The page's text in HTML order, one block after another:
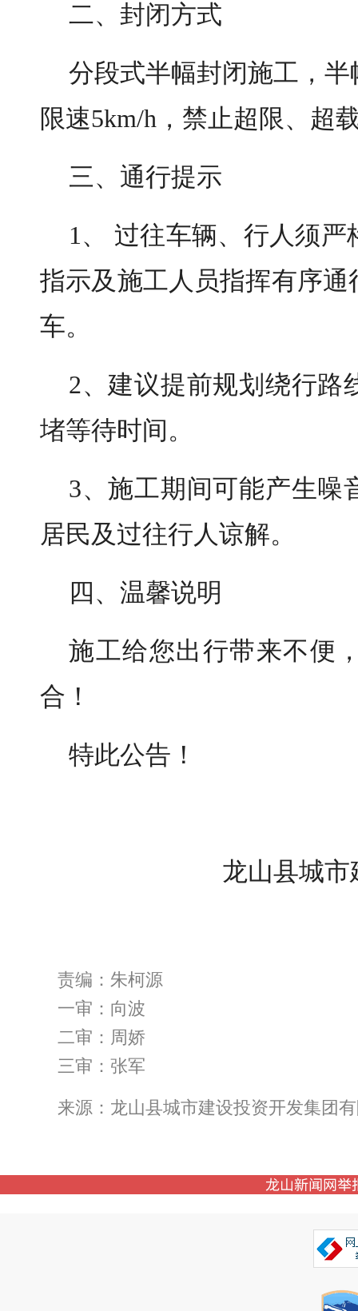
二、封闭方式
分段式半幅封闭施工，
限速5km/h，禁止超限、超
三、通行提示
1、 过往车辆、行人须
指示及施工人员指挥有序
车。
2、建议提前规划绕行路
堵等待时间。
3、施工期间可能产生噪
居民及过往行人谅解。
四、温馨说明
施工给您出行带来不便
合！
特此公告！
龙山县城
责编：朱柯源
一审：向波
二审：周娇
三审：张军
来源：龙山县城市建设投资开发集团